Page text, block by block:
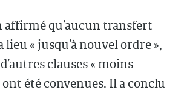
qu’aucun transfert
lieu « jusqu’à nouvel ordre »,
clauses « moins
été convenues. Il a conclu